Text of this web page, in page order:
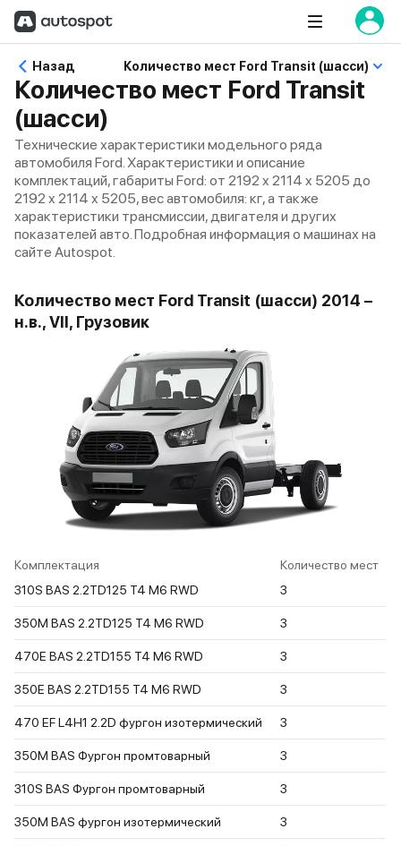
Назад Количество мест Ford Transit (шасси)
Количество мест Ford Transit
(шасси)
Технические характеристики модельного ряда
автомобиля Ford. Характеристики и описание
комплектаций, габариты Ford: от 2192 x 2114 x 5205 до
2192 x 2114 x 5205, вес автомобиля: кг, а также
характеристики трансмиссии, двигателя и других
показателей авто. Подробная информация о машинах на
сайте Autospot.
Количество мест Ford Transit (шасси) 2014 –
н.в., VII, Грузовик
Комплектация
Количество мест
310S BAS 2.2TD125 T4 M6 RWD
3
350M BAS 2.2TD125 T4 M6 RWD 3
470E BAS 2.2TD155 T4 M6 RWD 3
350E BAS 2.2TD155 T4 M6 RWD 3
470 EF L4H1 2.2D фургон изотермический 3
350M BAS Фургон промтоварный 3
310S BAS Фургон промтоварный 3
350M BAS фургон изотермический 3